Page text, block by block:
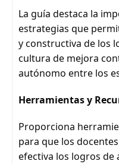
La guía destaca la
estrategias que
y constructiva de los
cultura de mejora
autónomo entre los
Herramientas y
Proporciona
para que los
efectiva los logros de